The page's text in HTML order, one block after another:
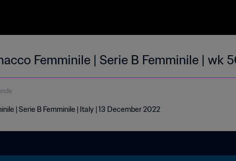
Femminile | Serie B Femminile | wk
| Serie B Femminile | Italy | 13 December 2022